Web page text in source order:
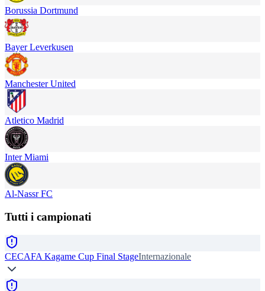
Borussia Dortmund
Bayer Leverkusen
Manchester United
Atletico Madrid
Inter Miami
Al-Nassr FC
Tutti i campionati
CECAFA Kagame Cup Final StageInternazionale